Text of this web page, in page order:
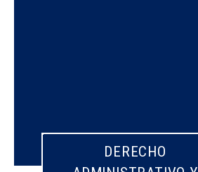
DERECHO